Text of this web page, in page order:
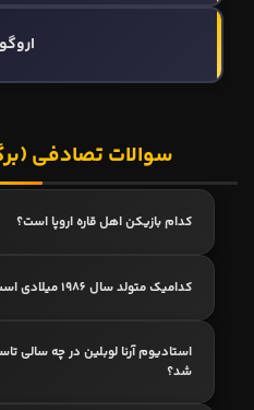
سوالات تصادفی
کدام بازیکن اهل قاره اروپا است؟
کدامیک متولد سال 1986 میلادی است؟
استادیوم آرنا لوبلین در چه سالی
شد؟